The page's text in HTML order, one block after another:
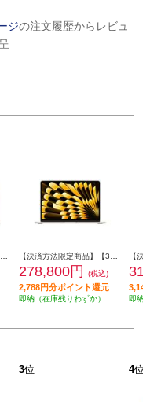
ジの注文履歴からレビュ
278,800円 (税込)
2,788円分ポイント還元
即納（在庫残りわずか） 即
3位 4